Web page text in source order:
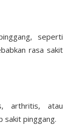
seperti
rasa sakit
arthritis, atau
sakit pinggang.